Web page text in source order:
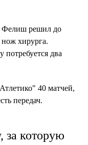
Фелиш решил до
нож хирурга.
потребуется два
40 матчей,
передач.
за которую